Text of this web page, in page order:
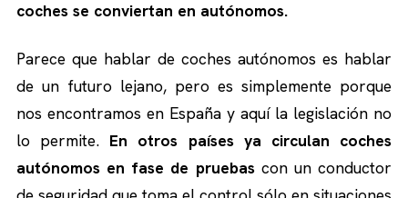
coches se conviertan en autónomos.
Parece que hablar de coches autónomos es hablar
de un futuro lejano, pero es simplemente porque
nos encontramos en España y aquí la legislación no
lo permite. En otros países ya circulan coches
autónomos en fase de pruebascon un conductor